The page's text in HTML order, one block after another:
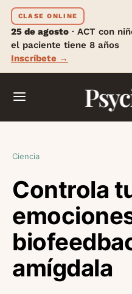
CLASE ONLINE
25 de agosto · ACT con
el paciente tiene 8 años
Inscríbete →
Ciencia
Controla
amígdala